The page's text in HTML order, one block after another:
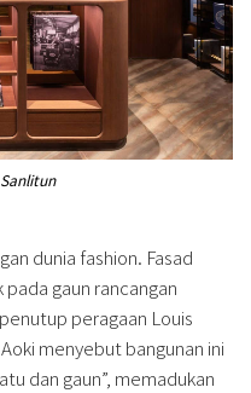
dunia fashion. Fasad
gaun rancangan
peragaan Louis
menyebut bangunan ini
dan gaun”, memadukan